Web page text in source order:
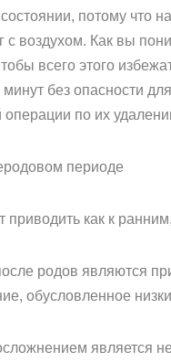
потому что
воздухом. Как вы
всего этого
минут без опасности
операции по их
периоде
как к
родов являются
обусловленное
является